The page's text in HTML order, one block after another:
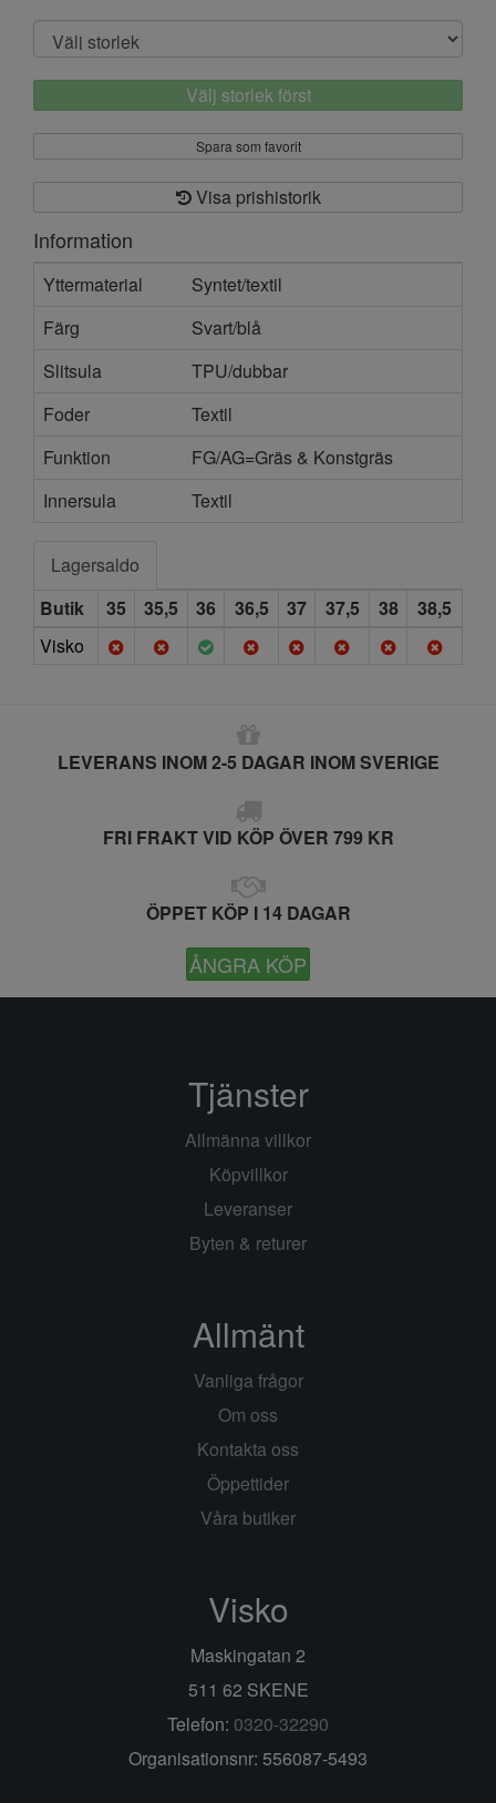
Välj storlek först
Spara som favorit
Visa prishistorik
Information
Yttermaterial
Syntet/textil
Färg
Svart/blå
Slitsula
TPU/dubbar
Foder
Textil
Funktion
FG/AG=Gräs & Konstgräs
Innersula
Textil
Lagersaldo
Butik
35 35,5 36 36,5 37 37,5 38
38,5
Visko
LEVERANS INOM 2-5 DAGAR INOM SVERIGE
FRI FRAKT VID KÖP ÖVER 799 KR
ÖPPET KÖP I 14 DAGAR
ÅNGRA KÖP
Tjänster
Allmänna villkor
Köpvillkor
Leveranser
Byten & returer
Allmänt
Vanliga frågor
Om oss
Kontakta oss
Öppettider
Våra butiker
Visko
Maskingatan 2
511 62 SKENE
Telefon: 0320-32290
Organisationsnr: 556087-5493